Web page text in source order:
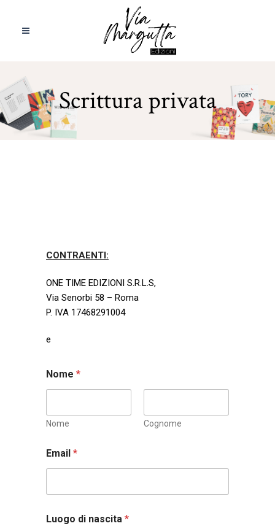
Scrittura privata
CONTRAENTI:
ONE TIME EDIZIONI S.R.L.S,
Via Senorbi 58 – Roma
P. IVA 17468291004
e
Nome *
Nome Cognome
Email *
Luogo di nascita *